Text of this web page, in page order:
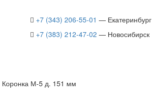
+7 (343) 206-55-01 — Екатеринбург
+7 (383) 212-47-02 — Новосибирск
Коронка М-5 д. 151 мм